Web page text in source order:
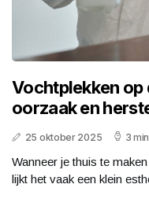
Vochtplekken op
oorzaak en
25 oktober 2025 3
Wanneer je thuis te
lijkt het vaak een klein